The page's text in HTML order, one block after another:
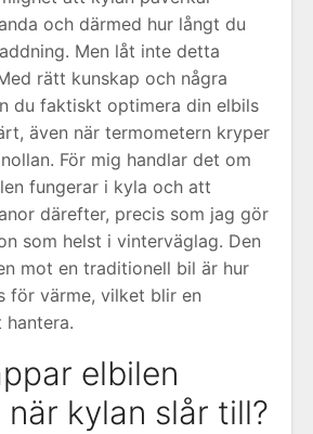
och därmed hur långt du
Men låt inte detta
rätt kunskap och några
du faktiskt optimera din elbils
även när termometern kryper
För mig handlar det om
fungerar i kyla och att
därefter, precis som jag gör
som helst i vinterväglag. Den
mot en traditionell bil är hur
för värme, vilket blir en
elbilen
kylan slår till?